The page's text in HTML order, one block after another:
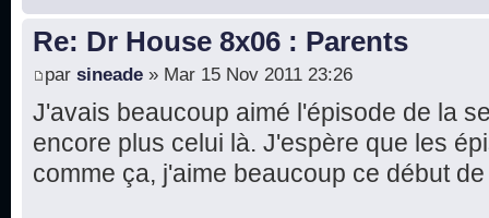
Re: Dr House 8x06 : Parents
par sineade » Mar 15 Nov 2011 23:26
J'avais beaucoup aimé l'épisode de la
encore plus celui là. J'espère que les
comme ça, j'aime beaucoup ce début